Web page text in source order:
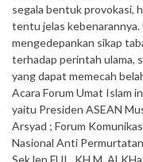
segala bentuk provokasi,
tentu jelas
mengedepankan sikap
terhadap perintah ulama,
yang dapat memecah
Acara Forum Umat Islam
yaitu Presiden ASEAN
Arsyad ; Forum
Nasional Anti
SekJen FUI , KH.M.